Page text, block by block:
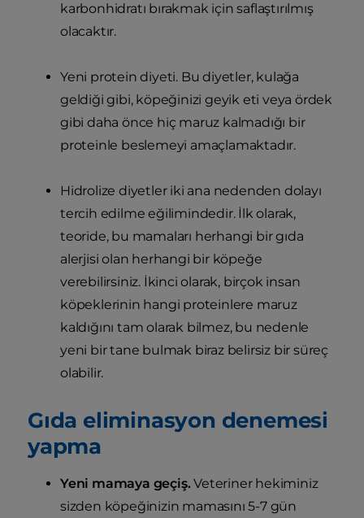
karbonhidratı bırakmak için saflaştırılmış
olacaktır.
Yeni protein diyeti. Bu diyetler, kulağa
geldiği gibi, köpeğinizi geyik eti veya ördek
gibi daha önce hiç maruz kalmadığı bir
proteinle beslemeyi amaçlamaktadır.
Hidrolize diyetler iki ana nedenden dolayı
tercih edilme eğilimindedir. İlk olarak,
teoride, bu mamaları herhangi bir gıda
alerjisi olan herhangi bir köpeğe
verebilirsiniz. İkinci olarak, birçok insan
köpeklerinin hangi proteinlere maruz
kaldığını tam olarak bilmez, bu nedenle
yeni bir tane bulmak biraz belirsiz bir süreç
olabilir.
Gıda eliminasyon denemesi
yapma
Yeni mamaya geçiş.Veteriner hekiminiz
sizden köpeğinizin mamasını 5-7 gün